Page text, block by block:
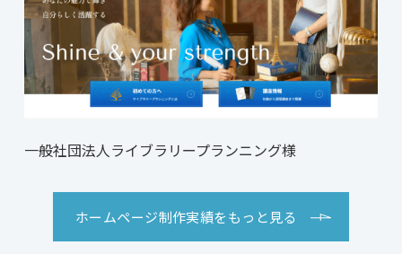
一般社団法人ライブラリープランニング様
ホームページ制作実績をもっと見る